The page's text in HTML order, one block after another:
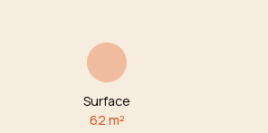
Surface
62 m²